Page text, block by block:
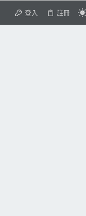
登入 註冊